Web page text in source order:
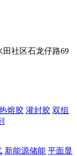
社区石龙仔路69
熔胶 灌封胶 双组
新能源储能 平面显